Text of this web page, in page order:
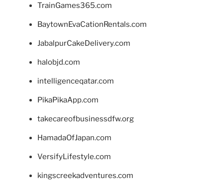
TrainGames365.com
BaytownEvaCationRentals.com
JabalpurCakeDelivery.com
halobjd.com
intelligenceqatar.com
PikaPikaApp.com
takecareofbusinessdfw.org
HamadaOfJapan.com
VersifyLifestyle.com
kingscreekadventures.com